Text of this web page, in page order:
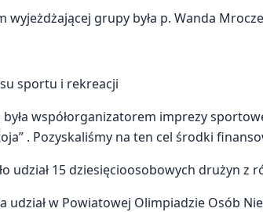
wyjeżdżającej grupy była p. Wanda
sportu i rekreacji
współorganizatorem imprezy
. Pozyskaliśmy na ten cel środki
udział 15 dziesięcioosobowych drużyn z
udział w Powiatowej Olimpiadzie Osób